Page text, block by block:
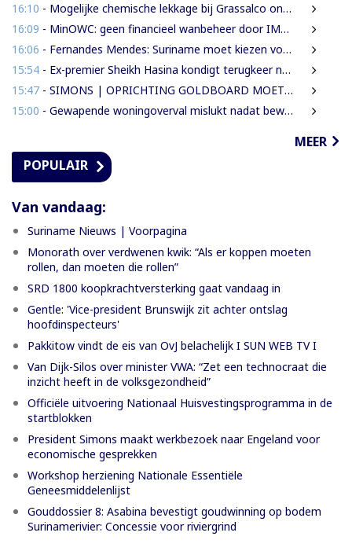
16:10 - Mogelijke chemische lekkage bij Grassalco onderzocht als oorzaak vissterfte
16:09 - MinOWC: geen financieel wanbeheer door IMEAO-2-directeur, wel procedurele fouten
16:06 - Fernandes Mendes: Suriname moet kiezen voor presidentieel of parlementair stelsel
15:54 - Ex-premier Sheikh Hasina kondigt terugkeer naar Bangladesh aan ondanks doodstraf
15:47 - SIMONS | OPRICHTING GOLDBOARD MOET GOUDSECTOR ORDENEN EN STAATSINKOMSTEN VERHOGEN
15:00 - Gewapende woningoverval mislukt nadat bewoners en buren alarm slaan
MEER
POPULAIR
Van vandaag:
Suriname Nieuws | Voorpagina
Monorath over verdwenen kwik: “Als er koppen moeten
rollen, dan moeten die rollen”
SRD 1800 koopkrachtversterking gaat vandaag in
Gentle: 'Vice-president Brunswijk zit achter ontslag
hoofdinspecteurs'
Pakkitow vindt de eis van OvJ belachelijk I SUN WEB TV I
Van Dijk-Silos over minister VWA: “Zet een technocraat die
inzicht heeft in de volksgezondheid”
Officiële uitvoering Nationaal Huisvestingsprogramma in de
startblokken
President Simons maakt werkbezoek naar Engeland voor
economische gesprekken
Workshop herziening Nationale Essentiële
Geneesmiddelenlijst
Gouddossier 8: Asabina bevestigt goudwinning op bodem
Surinamerivier: Concessie voor riviergrind